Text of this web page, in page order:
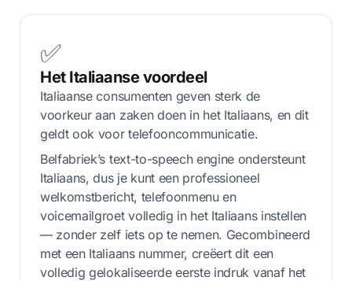
✅
Het Italiaanse voordeel
Italiaanse consumenten geven sterk de
voorkeur aan zaken doen in het Italiaans, en dit
geldt ook voor telefooncommunicatie.
Belfabriek’s text-to-speech engine ondersteunt
Italiaans, dus je kunt een professioneel
welkomstbericht, telefoonmenu en
voicemailgroet volledig in het Italiaans instellen
— zonder zelf iets op te nemen. Gecombineerd
met een Italiaans nummer, creëert dit een
volledig gelokaliseerde eerste indruk vanaf het